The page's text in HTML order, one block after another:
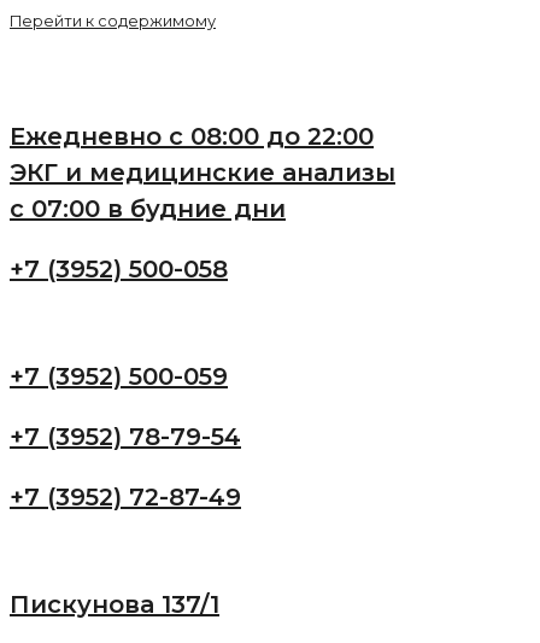
Перейти к содержимому
Ежедневно с 08:00 до 22:00
ЭКГ и медицинские анализы
с 07:00 в будние дни
+7 (3952) 500-058
+7 (3952) 500-059
+7 (3952) 78-79-54
+7 (3952) 72-87-49
Пискунова 137/1